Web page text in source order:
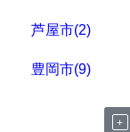
芦屋市(2)
豊岡市(9)